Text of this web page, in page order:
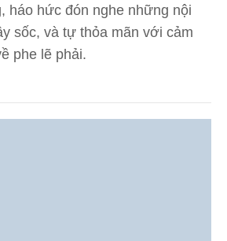
háo hức đón nghe những nội
sốc, và tự thỏa mãn với cảm
phe lẽ phải.